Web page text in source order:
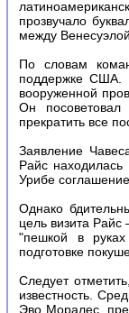
прозвучало
между
По словам
поддержке США.
вооруженной
Он посоветовал
прекратить все
Заявление
Райс
Урибе
Однако
цель визита
"пешкой в руках
подготовке
Следует
известность.
Эво Моралес,